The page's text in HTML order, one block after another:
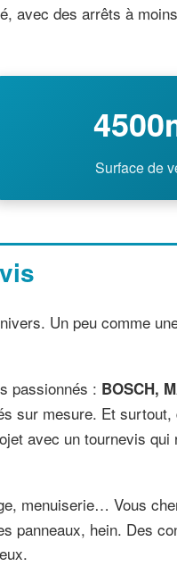
avec des arrêts à
Surface de
Un peu comme
passionnés : BOSCH,
sur mesure. Et surtout,
avec un tournevis qui
menuiserie… Vous
panneaux, hein. Des